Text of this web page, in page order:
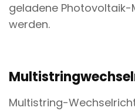
geladene
werden.
Multistring-